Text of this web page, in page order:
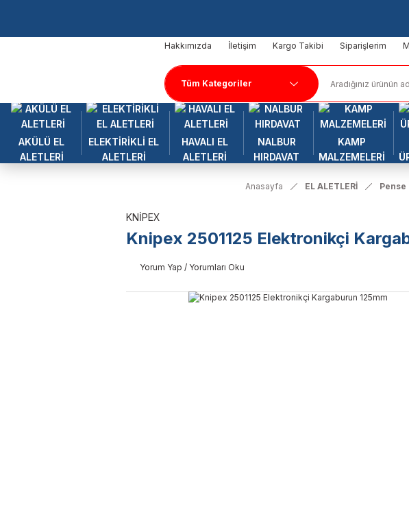
Hakkımızda İletişim Kargo Takibi Siparişlerim
AKÜLÜ EL
ALETLERİ
ELEKTİRİKLİ EL
ALETLERİ
HAVALI EL
ALETLERİ
NALBUR
HIRDAVAT
KAMP
MALZEMELERİ
Anasayfa EL ALETLERİ Pense
KNİPEX
Knipex 2501125 Elektronikçi
Yorum Yap / Yorumları Oku